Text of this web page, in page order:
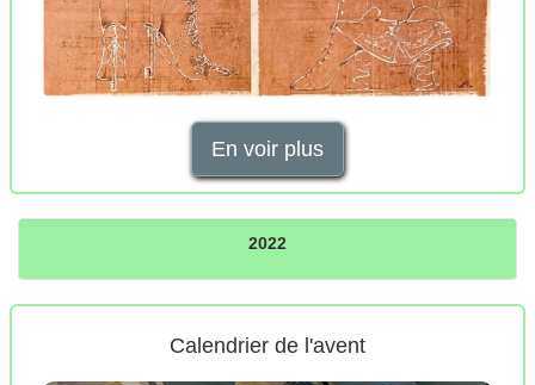
En voir plus
2022
Calendrier de l'avent